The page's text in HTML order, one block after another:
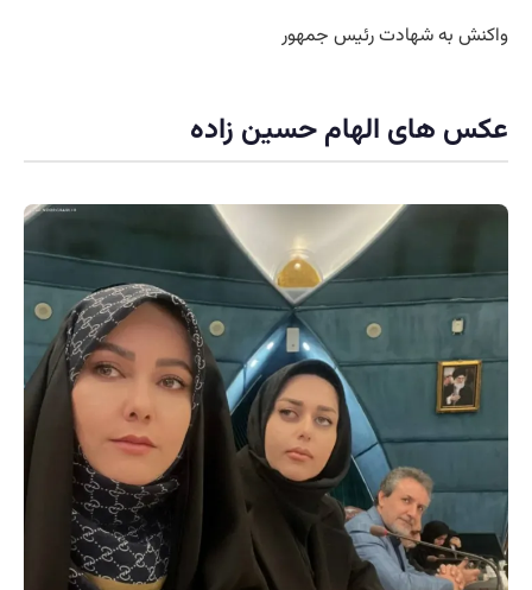
واکنش به شهادت رئیس جمهور
عکس های الهام حسین زاده